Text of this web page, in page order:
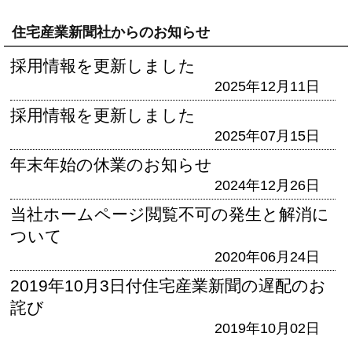
住宅産業新聞社からのお知らせ
採用情報を更新しました
2025年12月11日
採用情報を更新しました
2025年07月15日
年末年始の休業のお知らせ
2024年12月26日
当社ホームページ閲覧不可の発生と解消に
ついて
2020年06月24日
2019年10月3日付住宅産業新聞の遅配のお
詫び
2019年10月02日